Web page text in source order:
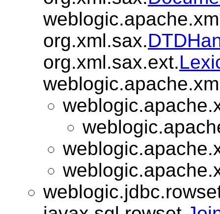
org.xml.sax.
org.xml.sax.ext.